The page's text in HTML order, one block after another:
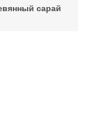
сарай